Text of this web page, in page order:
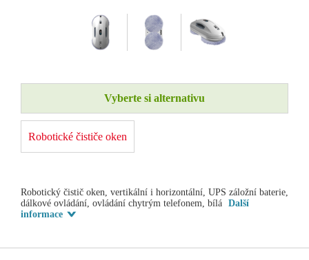
Vyberte si alternativu
Robotické čističe oken
Robotický čistič oken, vertikální i horizontální, UPS záložní baterie,
dálkové ovládání, ovládání chytrým telefonem, bílá Další
informace